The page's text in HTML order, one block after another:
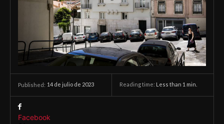
Published: 14 de julio de 2023 Reading time: Less than 1 min.
Facebook